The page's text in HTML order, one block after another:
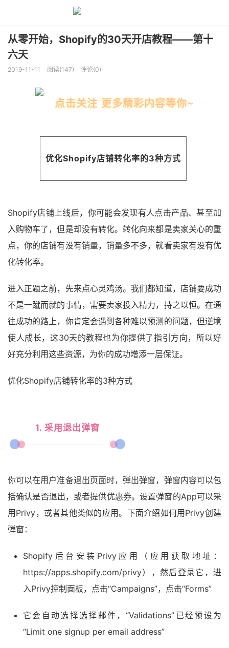
从零开始，Shopify的30天开店教程——第十
六天
2019-11-11 阅读(147) 评论(0)
点击关注 更多精彩内容等你~
优化Shopify店铺转化率的3种方式
Shopify店铺上线后，你可能会发现有人点击产品、甚至加
入购物车了，但是却没有转化。转化向来都是卖家关心的重
点，你的店铺有没有销量，销量多不多，就看卖家有没有优
化转化率。
进入正题之前，先来点心灵鸡汤。我们都知道，店铺要成功
不是一蹴而就的事情，需要卖家投入精力，持之以恒。在通
往成功的路上，你肯定会遇到各种难以预测的问题，但逆境
使人成长，这30天的教程也为你提供了指引方向，所以好
好充分利用这些资源，为你的成功增添一层保证。
优化Shopify店铺转化率的3种方式
1. 采用退出弹窗
你可以在用户准备退出页面时，弹出弹窗，弹窗内容可以包
括确认是否退出，或者提供优惠券。设置弹窗的App可以采
用Privy，或者其他类似的应用。下面介绍如何用Privy创建
弹窗：
Shopify后台安装Privy应用（应用获取地址：
https://apps.shopify.com/privy），然后登录它，进
入Privy控制面板，点击“Campaigns”，点击“Forms”
它会自动选择选择邮件，“Validations”已经预设为
“Limit one signup per email address”